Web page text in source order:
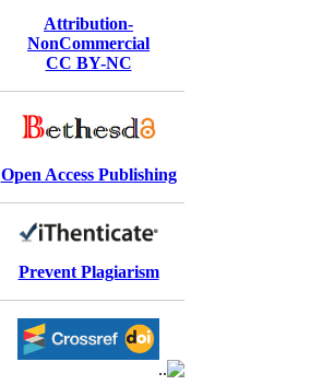
Attribution-
NonCommercial
CC BY-NC
Open Access Publishing
Prevent Plagiarism